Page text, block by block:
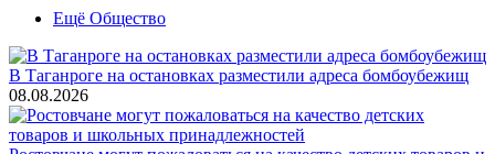
Ещё Общество
В Таганроге на остановках разместили адреса бомбоубежищ
08.08.2026